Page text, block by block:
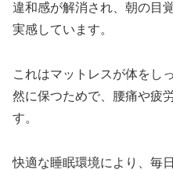
違和感が解消され、朝の目
実感しています。
これはマットレスが体をし
然に保つためで、腰痛や疲
す。
快適な睡眠環境により、毎